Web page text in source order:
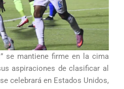
se mantiene firme en la cima
aspiraciones de clasificar al
celebrará en Estados Unidos,